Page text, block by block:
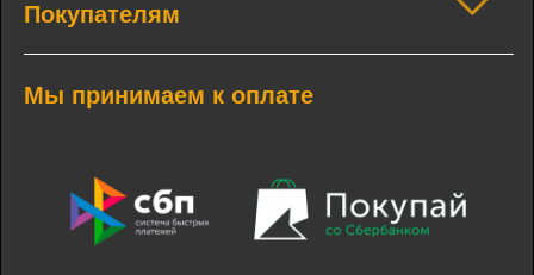
Покупателям
Мы принимаем к оплате